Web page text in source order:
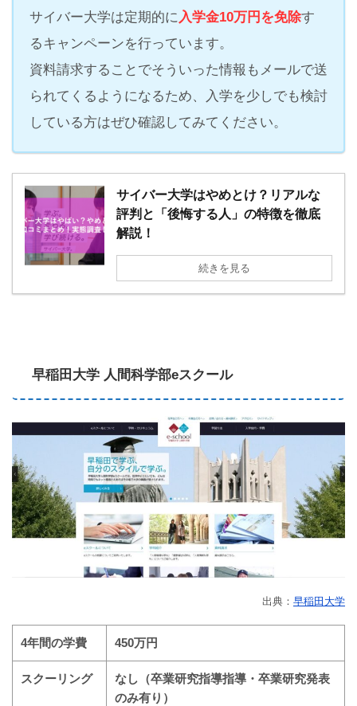
サイバー大学は定期的に入学金10万円を免除す
るキャンペーンを行っています。
資料請求することでそういった情報もメールで送
られてくるようになるため、入学を少しでも検討
している方はぜひ確認してみてください。
サイバー大学はやめとけ？リアルな
評判と「後悔する人」の特徴を徹底
解説！
続きを見る
早稲田大学 人間科学部eスクール
出典： 早稲田大学
4年間の学費 450万円
スクーリング
なし（卒業研究指導指導・卒業研究発表
のみ有り）